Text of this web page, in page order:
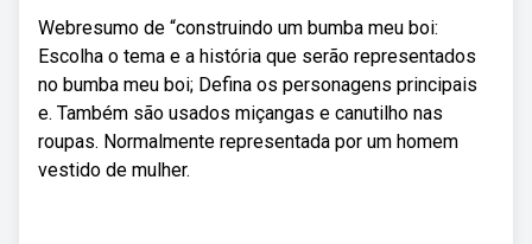
Webresumo de “construindo um bumba meu boi:
Escolha o tema e a história que serão representados
no bumba meu boi; Defina os personagens principais
e. Também são usados miçangas e canutilho nas
roupas. Normalmente representada por um homem
vestido de mulher.